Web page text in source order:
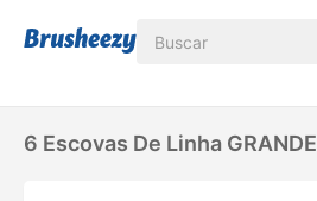
6 Escovas De Linha GRANDE